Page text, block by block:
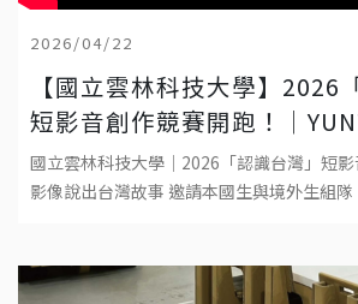
2026/04/22
【國立雲林科技大學】2026
短影音創作競賽開跑！
“DISCOVER TAIWAN”
COMPETITION
國立雲林科技大學｜2026「認識台灣」短
影像說出台灣故事 邀請本國生與境外生組